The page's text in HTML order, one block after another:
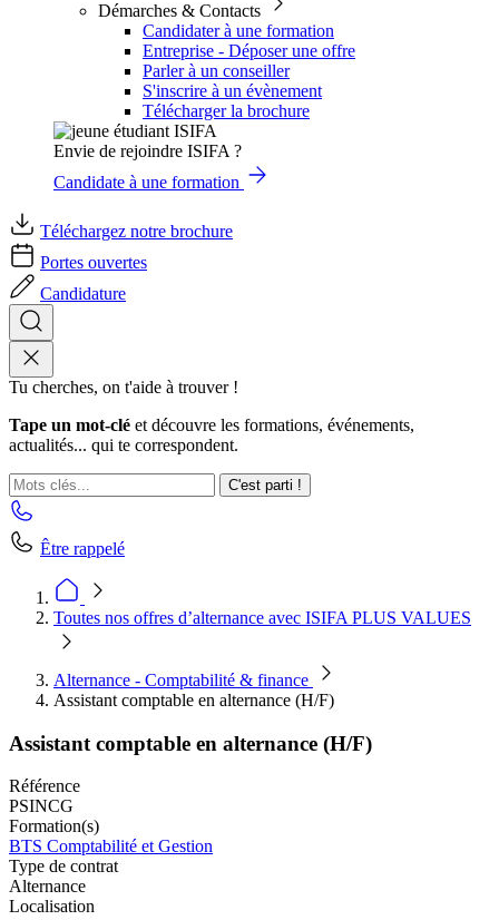
Démarches & Contacts
Candidater à une formation
Entreprise - Déposer une offre
Parler à un conseiller
S'inscrire à un évènement
Télécharger la brochure
Envie de rejoindre ISIFA ?
Candidate à une formation
Téléchargez notre brochure
Portes ouvertes
Candidature
Tu cherches, on t'aide à trouver !
Tape un mot-clé et découvre les formations, événements,
actualités... qui te correspondent.
C'est parti !
Être rappelé
Toutes nos offres d’alternance avec ISIFA PLUS VALUES
Alternance - Comptabilité & finance
Assistant comptable en alternance (H/F)
Assistant comptable en alternance (H/F)
Référence
PSINCG
Formation(s)
BTS Comptabilité et Gestion
Type de contrat
Alternance
Localisation